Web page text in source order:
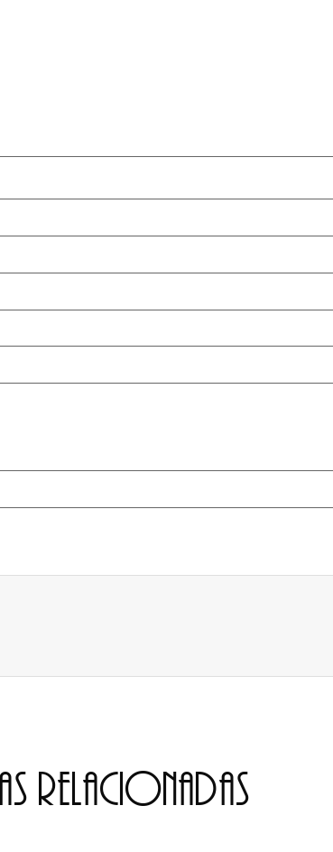
relacionadas